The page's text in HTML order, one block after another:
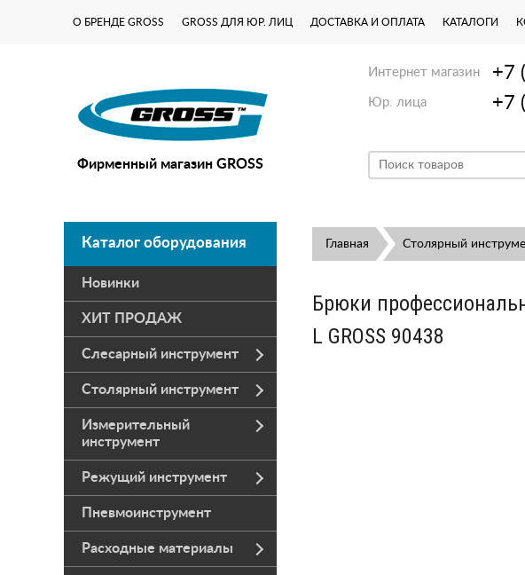
О БРЕНДЕ GROSS GROSS ДЛЯ ЮР. ЛИЦ ДОСТАВКА И ОПЛАТА КАТАЛОГИ
Фирменный магазин GROSS
Интернет магазин +7
Юр. лица +7
Каталог оборудования
Новинки
ХИТ ПРОДАЖ
Слесарный инструмент
Столярный инструмент
Измерительный
инструмент
Режущий инструмент
Пневмоинструмент
Расходные материалы
Главная Столярный
Брюки
L GROSS 90438